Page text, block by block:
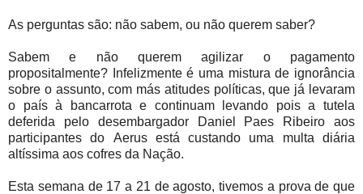
As perguntas são: não sabem, ou não querem saber?
Sabem e não querem agilizar o pagamento
propositalmente? Infelizmente é uma mistura de ignorância
sobre o assunto, com más atitudes políticas, que já levaram
o país à bancarrota e continuam levando pois a tutela
deferida pelo desembargador Daniel Paes Ribeiro aos
participantes do Aerus está custando uma multa diária
altíssima aos cofres da Nação.
Esta semana de 17 a 21 de agosto, tivemos a prova de que